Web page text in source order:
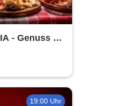
- Genuss &
19:00 Uhr